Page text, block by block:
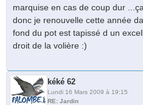
marquise en cas de coup dur
donc je renouvelle cette année
fond du pot est tapissé d un
droit de la volière :)
kéké 62
Lundi 16 Mars 2009 à 19:15
RE: Jardin